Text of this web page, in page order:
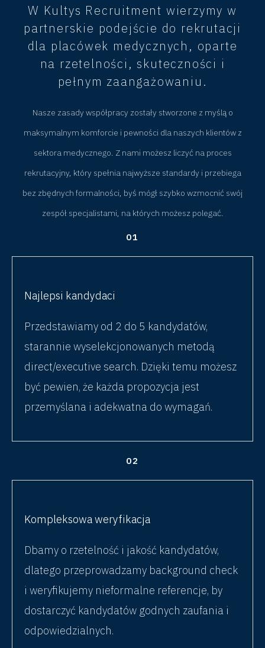
W Kultys Recruitment wierzymy w
partnerskie podejście do rekrutacji
dla placówek medycznych, oparte
na rzetelności, skuteczności i
pełnym zaangażowaniu.
Nasze zasady współpracy zostały stworzone z myślą o
maksymalnym komforcie i pewności dla naszych klientów z
sektora medycznego. Z nami możesz liczyć na proces
rekrutacyjny, który spełnia najwyższe standardy i przebiega
bez zbędnych formalności, byś mógł szybko wzmocnić swój
zespół specjalistami, na których możesz polegać.
01
Najlepsi kandydaci
Przedstawiamy od 2 do 5 kandydatów,
starannie wyselekcjonowanych metodą
direct/executive search. Dzięki temu możesz
być pewien, że każda propozycja jest
przemyślana i adekwatna do wymagań.
02
Kompleksowa weryfikacja
Dbamy o rzetelność i jakość kandydatów,
dlatego przeprowadzamy background check
i weryfikujemy nieformalne referencje, by
dostarczyć kandydatów godnych zaufania i
odpowiedzialnych.